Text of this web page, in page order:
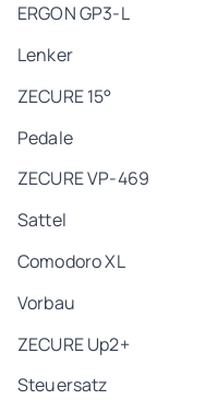
ERGON GP3-L
Lenker
ZECURE 15°
Pedale
ZECURE VP-469
Sattel
Comodoro XL
Vorbau
ZECURE Up2+
Steuersatz